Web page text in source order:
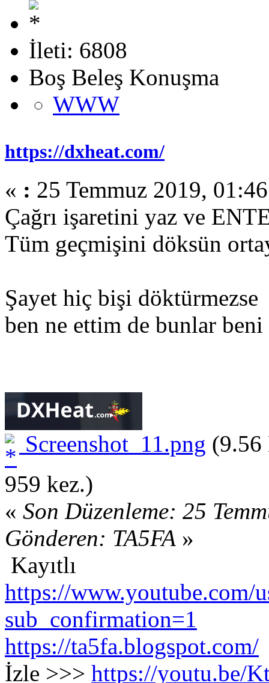
İleti: 6808
Boş Beleş Konuşma
WWW
https://dxheat.com/
« : 25 Temmuz 2019,
Çağrı işaretini yaz ve
Tüm geçmişini döksün
Şayet hiç bişi
ben ne ettim de bunlar
Screenshot_11.png (9.56
959 kez.)
« Son Düzenleme: 25
Gönderen: TA5FA »
Kayıtlı
https://www.youtube.com/
sub_confirmation=1
https://ta5fa.blogspot.com/
İzle >>> https://youtu.be/